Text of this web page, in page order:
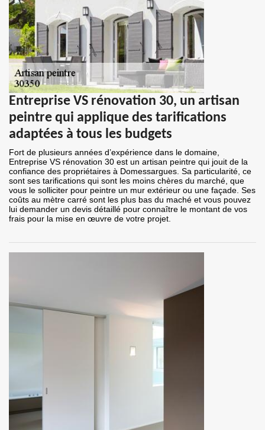
Entreprise VS rénovation 30, un artisan
peintre qui applique des tarifications
adaptées à tous les budgets
Fort de plusieurs années d’expérience dans le domaine,
Entreprise VS rénovation 30 est un artisan peintre qui jouit de la
confiance des propriétaires à Domessargues. Sa particularité, ce
sont ses tarifications qui sont les moins chères du marché, que
vous le solliciter pour peintre un mur extérieur ou une façade. Ses
coûts au mètre carré sont les plus bas du maché et vous pouvez
lui demander un devis détaillé pour connaître le montant de vos
frais pour la mise en œuvre de votre projet.